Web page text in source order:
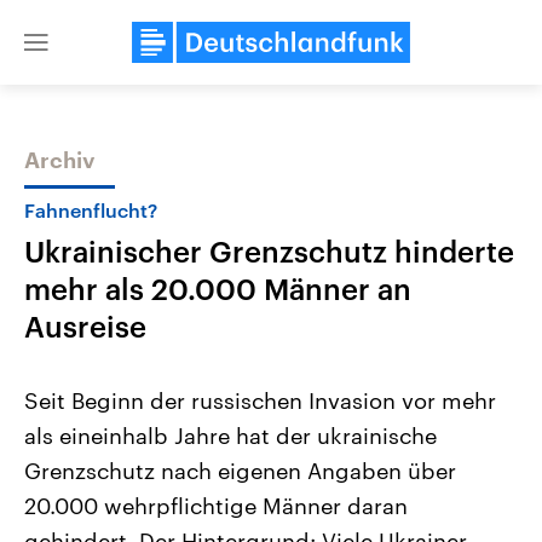
Close
Themen
2026
Alle Informationen
Sachsen-Anhalt wählt am 6.
September 2026 einen neuen
Landtag. Seit 2021 wird das
Bundesland von einer Koalition aus
Aktuelle Beiträge,
Hintergründe
Wirtschaftlich und
gehören die Vereinigten
den mächtigsten Ländern
mit großem Einfluss auf
Archiv
Fahnenflucht?
Ukrainischer Grenzschutz hinderte
mehr als 20.000 Männer an
Ausreise
Seit Beginn der russischen Invasion vor mehr
als eineinhalb Jahre hat der ukrainische
Grenzschutz nach eigenen Angaben über
20.000 wehrpflichtige Männer daran